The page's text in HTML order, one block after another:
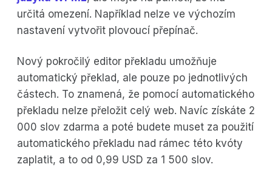
určitá omezení. Například nelze ve výchozím
nastavení vytvořit plovoucí přepínač.
Nový pokročilý editor překladu umožňuje
automatický překlad, ale pouze po jednotlivých
částech. To znamená, že pomocí automatického
překladu nelze přeložit celý web. Navíc získáte 2
000 slov zdarma a poté budete muset za použití
automatického překladu nad rámec této kvóty
zaplatit, a to od 0,99 USD za 1 500 slov.